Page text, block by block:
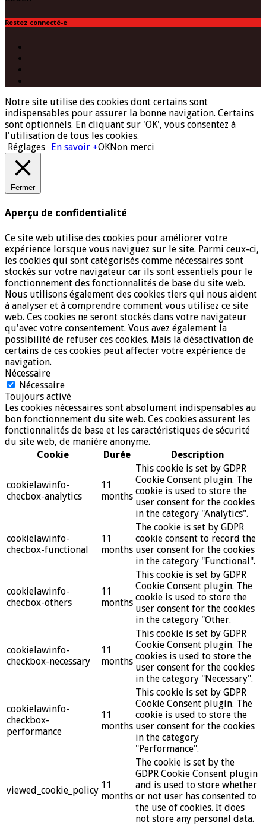
Restez connecté-e
Notre site utilise des cookies dont certains sont
indispensables pour assurer la bonne navigation. Certains
sont optionnels. En cliquant sur 'OK', vous consentez à
l'utilisation de tous les cookies.
Réglages En savoir +OKNon merci
Fermer
Aperçu de confidentialité
Ce site web utilise des cookies pour améliorer votre
expérience lorsque vous naviguez sur le site. Parmi ceux-ci,
les cookies qui sont catégorisés comme nécessaires sont
stockés sur votre navigateur car ils sont essentiels pour le
fonctionnement des fonctionnalités de base du site web.
Nous utilisons également des cookies tiers qui nous aident
à analyser et à comprendre comment vous utilisez ce site
web. Ces cookies ne seront stockés dans votre navigateur
qu'avec votre consentement. Vous avez également la
possibilité de refuser ces cookies. Mais la désactivation de
certains de ces cookies peut affecter votre expérience de
navigation.
Nécessaire
Nécessaire
Toujours activé
Les cookies nécessaires sont absolument indispensables au
bon fonctionnement du site web. Ces cookies assurent les
fonctionnalités de base et les caractéristiques de sécurité
du site web, de manière anonyme.
Cookie
Durée Description
cookielawinfo-
checbox-analytics
11
months
This cookie is set by GDPR
Cookie Consent plugin. The
cookie is used to store the
user consent for the cookies
in the category "Analytics".
cookielawinfo-
checbox-functional
11
months
The cookie is set by GDPR
cookie consent to record the
user consent for the cookies
in the category "Functional".
cookielawinfo-
checbox-others
11
months
This cookie is set by GDPR
Cookie Consent plugin. The
cookie is used to store the
user consent for the cookies
in the category "Other.
cookielawinfo-
checkbox-necessary
11
months
This cookie is set by GDPR
Cookie Consent plugin. The
cookies is used to store the
user consent for the cookies
in the category "Necessary".
cookielawinfo-
checkbox-
performance
11
months
This cookie is set by GDPR
Cookie Consent plugin. The
cookie is used to store the
user consent for the cookies
in the category
"Performance".
viewed_cookie_policy 11
months
The cookie is set by the
GDPR Cookie Consent plugin
and is used to store whether
or not user has consented to
the use of cookies. It does
not store any personal data.